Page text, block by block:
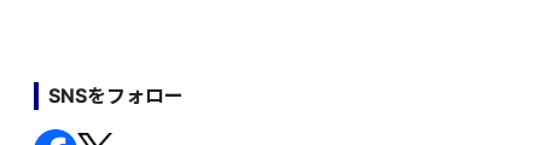
SNSをフォロー